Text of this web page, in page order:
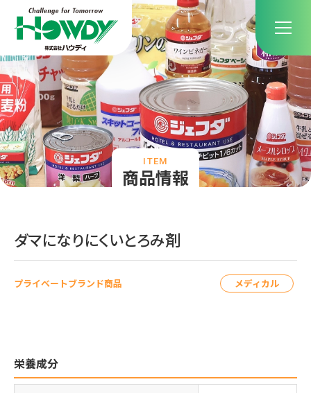
商品情報
ITEM
ダマになりにくいとろみ剤
プライベートブランド商品 メディカル
栄養成分